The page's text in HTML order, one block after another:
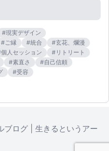
#現実デザイン
#ご縁 #統合 #玄花、爛漫
個人セッション # リトリート
#素直さ #自己信頼
#受容
ブログ
生きるというアー